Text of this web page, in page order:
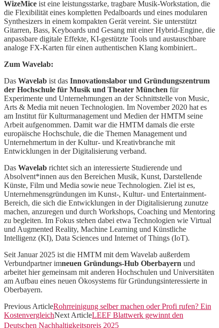
WizeMice ist eine leistungsstarke, tragbare Musik-Workstation, die
die Flexibilität eines kompletten Pedalboards und eines modularen
Synthesizers in einem kompakten Gerät vereint. Sie unterstützt
Gitarren, Bass, Keyboards und Gesang mit einer Hybrid-Engine, die
anpassbare digitale Effekte, KI-gestützte Tools und austauschbare
analoge FX-Karten für einen authentischen Klang kombiniert..
Zum Wavelab:
Das Wavelab ist das Innovationslabor und Gründungszentrum
der Hochschule für Musik und Theater München für
Experimente und Unternehmungen an der Schnittstelle von Music,
Arts & Media mit neuen Technologien. Im November 2020 hat es
am Institut für Kulturmanagement und Medien der HMTM seine
Arbeit aufgenommen. Damit war die HMTM damals die erste
europäische Hochschule, die die Themen Management und
Unternehmertum in der Kultur- und Kreativbranche mit
Entwicklungen in der Digitalisierung verband.
Das Wavelab richtet sich an interessierte Studierende und
Absolvent*innen aus den Bereichen Musik, Kunst, Darstellende
Künste, Film und Media sowie neue Technologien. Ziel ist es,
Unternehmensgründungen im Kunst-, Kultur- und Entertainment-
Bereich, die sich die Entwicklungen in der Digitalisierung zunutze
machen, anzuregen und durch Workshops, Coaching und Mentoring
zu begleiten. Im Fokus stehen dabei etwa Technologien wie Virtual
und Augmented Reality, Machine Learning und Künstliche
Intelligenz (KI), Data Sciences und Internet of Things (IoT).
Seit Januar 2025 ist die HMTM mit dem Wavelab außerdem
Verbundpartner imneuen Gründungs-Hub Oberbayern und
arbeitet hier gemeinsam mit anderen Hochschulen und Universitäten
am Aufbau eines neuen Ökosystems für Gründungsinteressierte in
Oberbayern.
Previous ArticleRohrreinigung selber machen oder Profi rufen? Ein
KostenvergleichNext ArticleLEEF Blattwerk gewinnt den
Deutschen Nachhaltigkeitspreis 2025